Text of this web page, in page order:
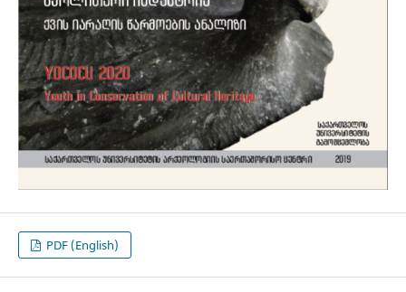
PDF (English)